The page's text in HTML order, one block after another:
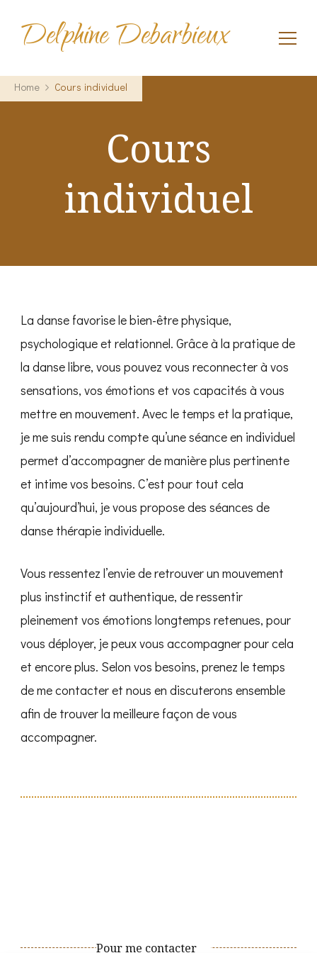
Delphine Debarbieux
Home Cours individuel
Cours
individuel
La danse favorise le bien-être physique,
psychologique et relationnel. Grâce à la pratique de
la danse libre, vous pouvez vous reconnecter à vos
sensations, vos émotions et vos capacités à vous
mettre en mouvement. Avec le temps et la pratique,
je me suis rendu compte qu’une séance en individuel
permet d’accompagner de manière plus pertinente
et intime vos besoins. C’est pour tout cela
qu’aujourd’hui, je vous propose des séances de
danse thérapie individuelle.
Vous ressentez l’envie de retrouver un mouvement
plus instinctif et authentique, de ressentir
pleinement vos émotions longtemps retenues, pour
vous déployer, je peux vous accompagner pour cela
et encore plus. Selon vos besoins, prenez le temps
de me contacter et nous en discuterons ensemble
afin de trouver la meilleure façon de vous
accompagner.
Pour me contacter